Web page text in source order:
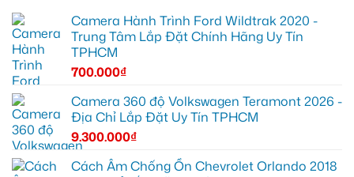
Camera Hành Trình Ford Wildtrak 2020 -
Trung Tâm Lắp Đặt Chính Hãng Uy Tín
TPHCM
700.000₫
Camera 360 độ Volkswagen Teramont 2026 -
Địa Chỉ Lắp Đặt Uy Tín TPHCM
9.300.000₫
Cách Âm Chống Ồn Chevrolet Orlando 2018